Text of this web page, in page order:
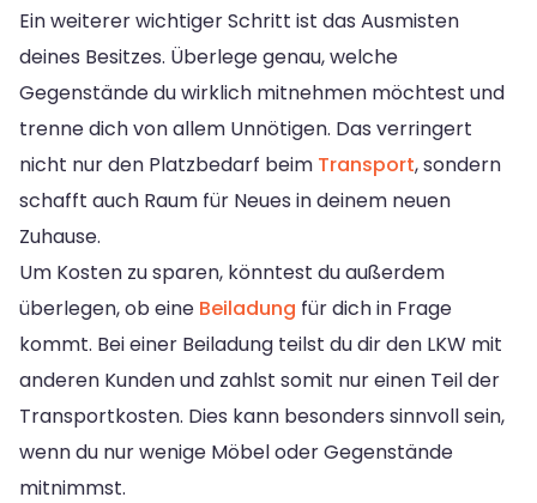
Ein weiterer wichtiger Schritt ist das Ausmisten
deines Besitzes. Überlege genau, welche
Gegenstände du wirklich mitnehmen möchtest und
trenne dich von allem Unnötigen. Das verringert
nicht nur den Platzbedarf beim Transport, sondern
schafft auch Raum für Neues in deinem neuen
Zuhause.
Um Kosten zu sparen, könntest du außerdem
überlegen, ob eine Beiladung für dich in Frage
kommt. Bei einer Beiladung teilst du dir den LKW mit
anderen Kunden und zahlst somit nur einen Teil der
Transportkosten. Dies kann besonders sinnvoll sein,
wenn du nur wenige Möbel oder Gegenstände
mitnimmst.